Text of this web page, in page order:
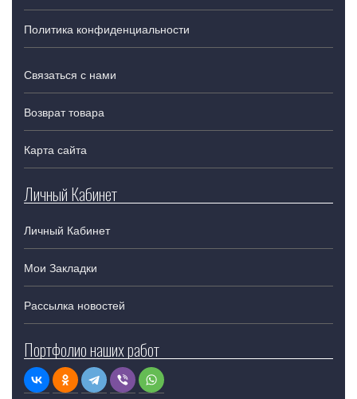
Политика конфиденциальности
Связаться с нами
Возврат товара
Карта сайта
Личный Кабинет
Личный Кабинет
Мои Закладки
Рассылка новостей
Портфолио наших работ